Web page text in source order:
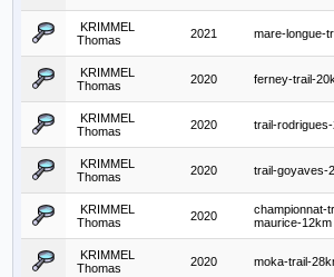
KRIMMEL
Thomas
2021 mare-longue-
KRIMMEL
Thomas
2020 ferney-trail-
KRIMMEL
Thomas
2020 trail-
KRIMMEL
Thomas
2020 trail-goyaves-
KRIMMEL
Thomas
2020
championnat-
maurice-12km
KRIMMEL
Thomas
2020 moka-trail-